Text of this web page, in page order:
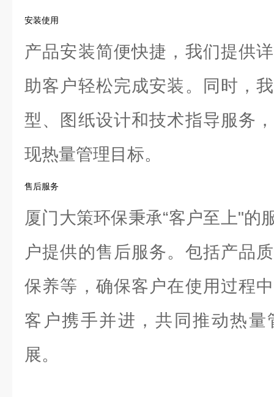
安装使用
产品安装简便快捷，我们提供
助客户轻松完成安装。同时，
型、图纸设计和技术指导服务
现热量管理目标。
售后服务
厦门大策环保秉承“客户至上"的
户提供的售后服务。包括产品
保养等，确保客户在使用过程
客户携手并进，共同推动热
展。